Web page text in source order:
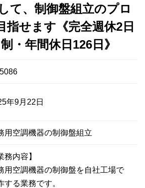
て、制御盤組立のプロ
指せます《完全週休2日
制・年間休日126日》
年9月22日
用空調機器の制御盤組立
務内容】
用空調機器の制御盤を自社工場で
する業務です。